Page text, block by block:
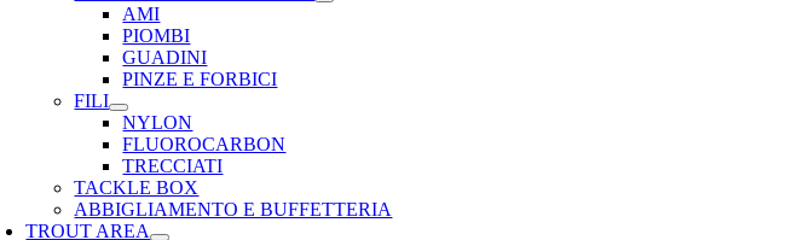
AMI
PIOMBI
GUADINI
PINZE E FORBICI
FILI
NYLON
FLUOROCARBON
TRECCIATI
TACKLE BOX
ABBIGLIAMENTO E BUFFETTERIA
TROUT AREA